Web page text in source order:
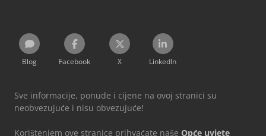
Blog Facebook X LinkedIn
Sve informacije, ponude i cijene na ovoj stranici su
neobvezujuće i nisu obvezujuće!
Korištenjem ove stranice prihvaćate naše Opće uvjete